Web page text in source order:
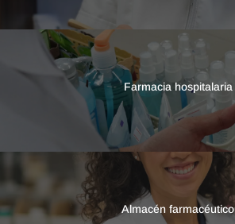
Farmacia hospitalaria
Almacén farmacéutico